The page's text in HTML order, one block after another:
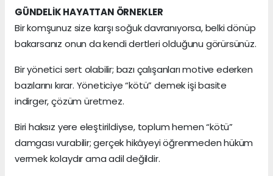
GÜNDELİK HAYATTAN ÖRNEKLER
Bir komşunuz size karşı soğuk davranıyorsa, belki dönüp
bakarsanız onun da kendi dertleri olduğunu görürsünüz.
Bir yönetici sert olabilir; bazı çalışanları motive ederken
bazılarını kırar. Yöneticiye “kötü” demek işi basite
indirger, çözüm üretmez.
Biri haksız yere eleştirildiyse, toplum hemen “kötü”
damgası vurabilir; gerçek hikâyeyi öğrenmeden hüküm
vermek kolaydır ama adil değildir.